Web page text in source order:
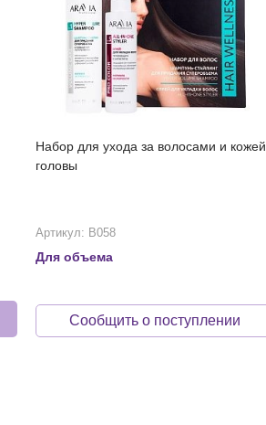
Набор для ухода за волосами и кожей
головы
Артикул: В058
Для объема
Сообщить о поступлении